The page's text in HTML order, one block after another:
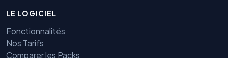
LE LOGICIEL
Fonctionnalités
Nos Tarifs
Comparer les Packs